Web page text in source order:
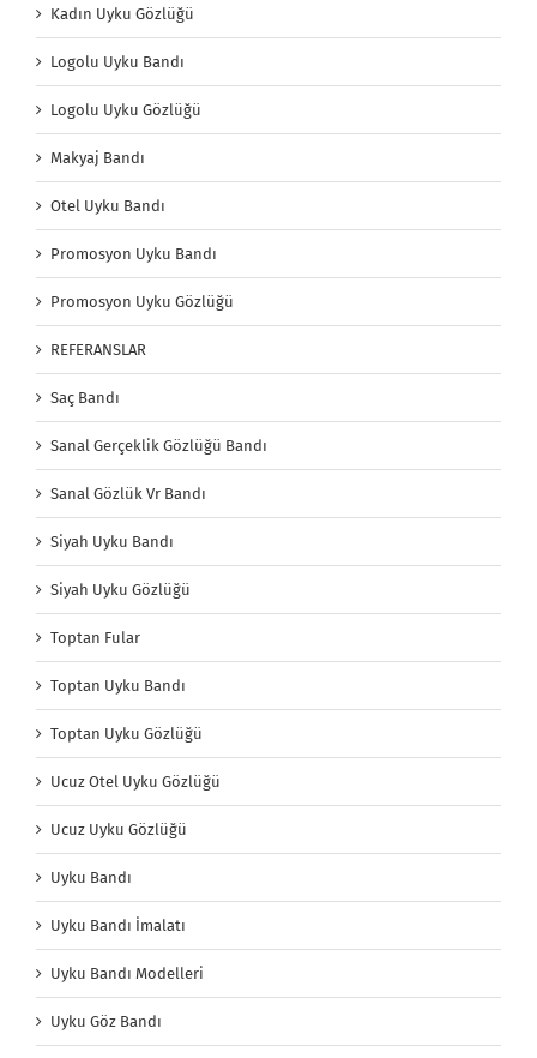
Kadın Uyku Gözlüğü
Logolu Uyku Bandı
Logolu Uyku Gözlüğü
Makyaj Bandı
Otel Uyku Bandı
Promosyon Uyku Bandı
Promosyon Uyku Gözlüğü
REFERANSLAR
Saç Bandı
Sanal Gerçeklik Gözlüğü Bandı
Sanal Gözlük Vr Bandı
Siyah Uyku Bandı
Siyah Uyku Gözlüğü
Toptan Fular
Toptan Uyku Bandı
Toptan Uyku Gözlüğü
Ucuz Otel Uyku Gözlüğü
Ucuz Uyku Gözlüğü
Uyku Bandı
Uyku Bandı İmalatı
Uyku Bandı Modelleri
Uyku Göz Bandı